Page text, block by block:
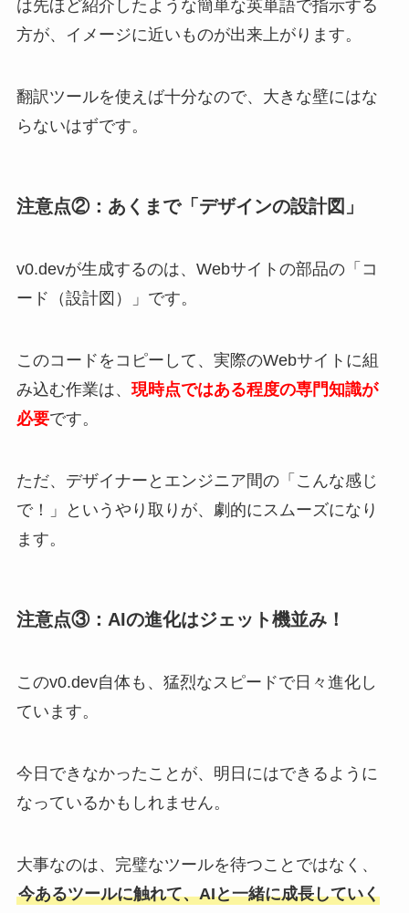
は先ほど紹介したような簡単な英単語で指示する
方が、イメージに近いものが出来上がります。
翻訳ツールを使えば十分なので、大きな壁にはな
らないはずです。
注意点②：あくまで「デザインの設計図」
v0.devが生成するのは、Webサイトの部品の「コ
ード（設計図）」です。
このコードをコピーして、実際のWebサイトに組
み込む作業は、 現時点ではある程度の専門知識が
必要です。
ただ、デザイナーとエンジニア間の「こんな感じ
で！」というやり取りが、劇的にスムーズになり
ます。
注意点③：AIの進化はジェット機並み！
このv0.dev自体も、猛烈なスピードで日々進化し
ています。
今日できなかったことが、明日にはできるように
なっているかもしれません。
大事なのは、完璧なツールを待つことではなく、
今あるツールに触れて、AIと一緒に成長していく